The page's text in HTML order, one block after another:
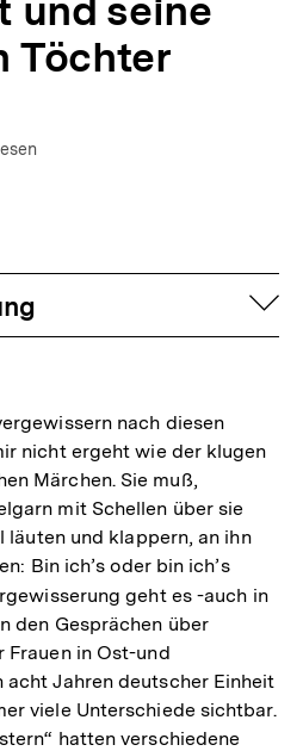
und seine
Töchter
nach diesen
nicht ergeht wie der klugen
Märchen. Sie muß,
mit Schellen über sie
und klappern, an ihn
Bin ich’s oder bin ich’s
geht es -auch in
den Gesprächen über
in Ost-und
acht Jahren deutscher Einheit
viele Unterschiede sichtbar.
hatten verschiedene